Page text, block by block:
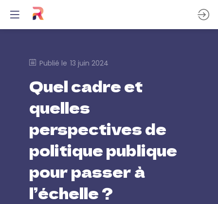
Publié le 13 juin 2024
Quel cadre et
quelles
perspectives de
politique publique
pour passer à
l’échelle ?